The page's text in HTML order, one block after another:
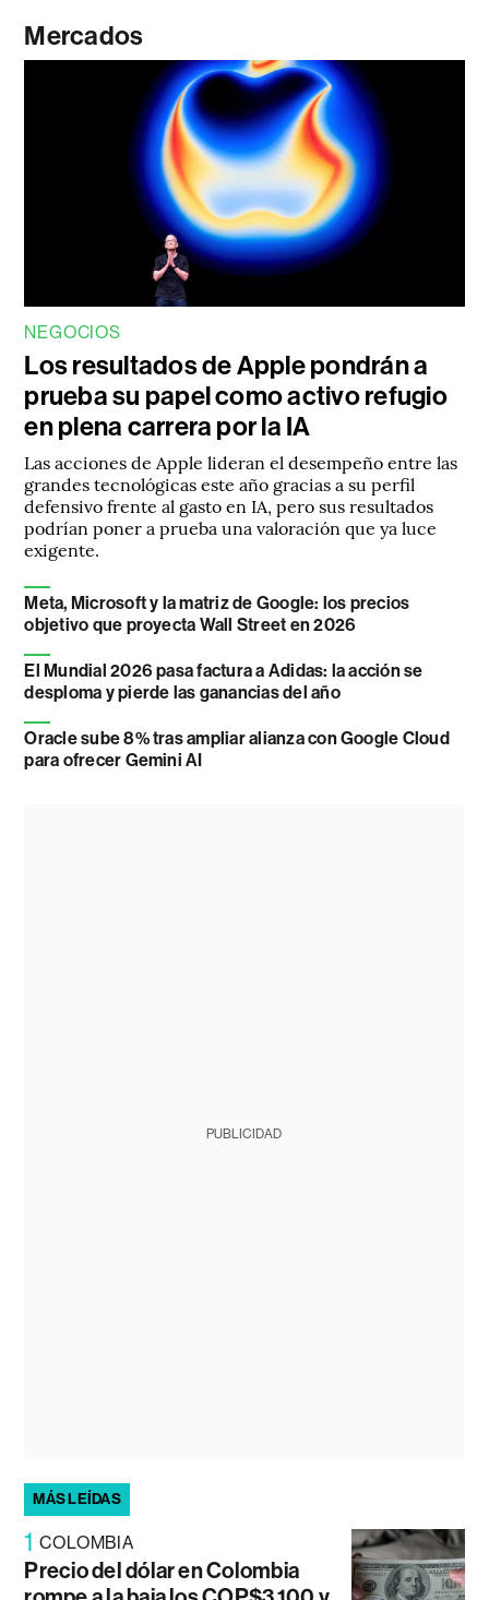
Mercados
NEGOCIOS
Los resultados de Apple pondrán a
prueba su papel como activo refugio
en plena carrera por la IA
Las acciones de Apple lideran el desempeño entre las
grandes tecnológicas este año gracias a su perfil
defensivo frente al gasto en IA, pero sus resultados
podrían poner a prueba una valoración que ya luce
exigente.
Meta, Microsoft y la matriz de Google: los precios
objetivo que proyecta Wall Street en 2026
El Mundial 2026 pasa factura a Adidas: la acción se
desploma y pierde las ganancias del año
Oracle sube 8% tras ampliar alianza con Google Cloud
para ofrecer Gemini AI
PUBLICIDAD
MÁS LEÍDAS
1 COLOMBIA
Precio del dólar en Colombia